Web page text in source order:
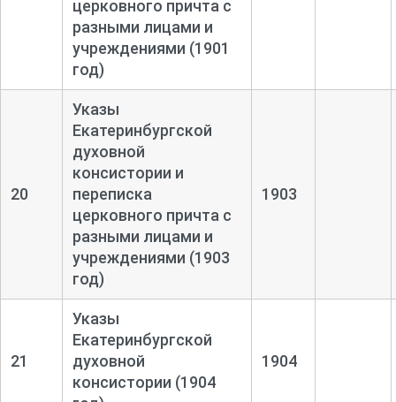
церковного причта с
разными лицами и
учреждениями (1901
год)
20
Указы
Екатеринбургской
духовной
консистории и
переписка
церковного причта с
разными лицами и
учреждениями (1903
год)
1903
21
Указы
Екатеринбургской
духовной
консистории (1904
1904